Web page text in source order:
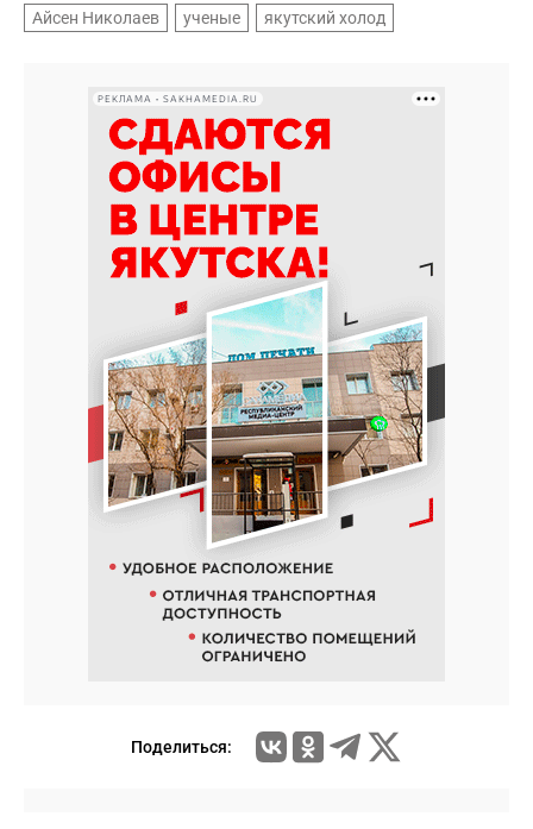
Айсен Николаев ученые якутский холод
РЕКЛАМА • SAKHAMEDIA.RU
Поделиться: